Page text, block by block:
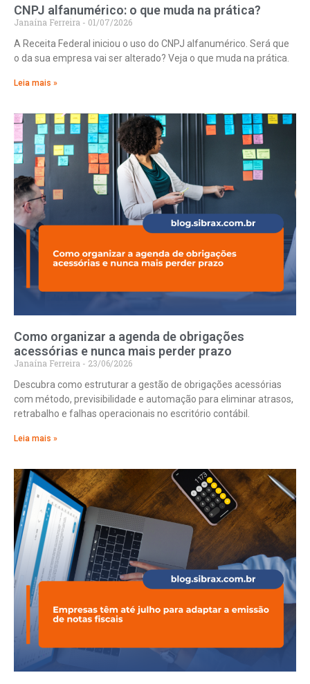
CNPJ alfanumérico: o que muda na prática?
Janaína Ferreira
01/07/2026
A Receita Federal iniciou o uso do CNPJ alfanumérico. Será que
o da sua empresa vai ser alterado? Veja o que muda na prática.
Leia mais »
Como organizar a agenda de obrigações
acessórias e nunca mais perder prazo
Janaína Ferreira
23/06/2026
Descubra como estruturar a gestão de obrigações acessórias
com método, previsibilidade e automação para eliminar atrasos,
retrabalho e falhas operacionais no escritório contábil.
Leia mais »